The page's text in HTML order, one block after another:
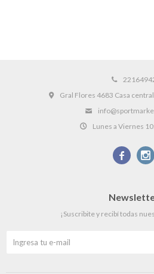
Gral Flores 4683 Casa
Lunes a Viernes
 
¡Suscribite y recibí todas